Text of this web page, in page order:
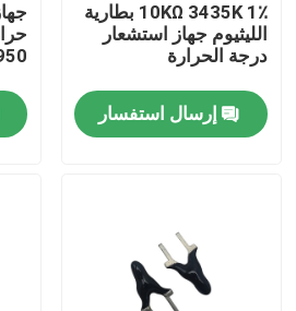
مراقبة الجودة
اتصل بنا
مستشعر درجة حرارة السطح
مستشعر درجة الحرارة NTC
10KΩ 3435K 1٪ بطارية
الليثيوم جهاز استشعار
درجة الحرارة
إرسال استفسار